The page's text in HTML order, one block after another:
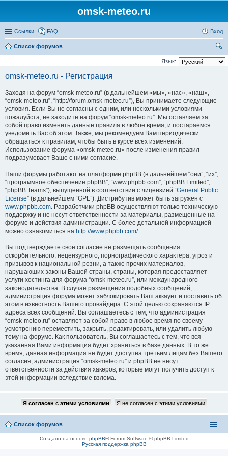
omsk-meteo.ru
Ссылки FAQ Вход
Список форумов
ои
Язык:
omsk-meteo.ru - Регистрация
Заходя на форум “omsk-meteo.ru” (в дальнейшем «мы», «нас», «наш»,
“omsk-meteo.ru”, “http://forum.omsk-meteo.ru”), Вы принимаете следующие
условия. Если Вы не согласны с одним, или несколькими условиями -
пожалуйста, не заходите на форум “omsk-meteo.ru”. Мы оставляем за
собой право изменить данные правила в любое время, и постараемся
уведомить Вас об этом. Также, мы рекомендуем Вам периодически
обращаться к правилам, чтобы быть в курсе всех изменений.
Использование форума «omsk-meteo.ru» после изменения правил
подразумевает Ваше с ними согласие.
Наши форумы работают на платформе phpBB (в дальнейшем “они”, “их”,
“программное обеспечение phpBB”, “www.phpbb.com”, “phpBB Limited”,
“phpBB Teams”), выпущенной в соответствии с лицензией “General Public
License” (в дальнейшем “GPL”). Дистрибутив может быть загружен с
www.phpbb.com. Разработчики phpBB осуществляют только техническую
поддержку и не несут ответственности за материалы, размещенные на
форуме и действия администрации. С более детальной информацией
можно ознакомиться на http://www.phpbb.com/.
Вы подтверждаете своё согласие не размещать сообщения
оскорбительного, нецензурного, порнографического характера, угроз и
призывов к национальной розни, а также прочих материалов,
нарушаюших законы Вашей страны, страны, которая предоставляет
услуги хостинга для форума “omsk-meteo.ru”, или международного
законодательства. В случае размещения подобных сообщений,
администрация форума может заблокировать Ваш аккаунт и поставить об
этом в известность Вашего провайдера. С этой целью сохраняются IP
адреса всех сообщений. Вы соглашаетесь с тем, что администрация
“omsk-meteo.ru” оставляет за собой право в любое время по своему
усмотрению переместить, закрыть, редактировать, или удалить любую
тему на форуме. Как пользователь, Вы соглашаетесь с тем, что вся
указанная Вами информация будет храниться в базе данных. В то же
время, данная информация не будет доступна третьим лицам без Вашего
согласия, администрация “omsk-meteo.ru” и phpBB не несут
ответственности за действия хакеров, которые могут получить доступ к
этой информации вследствие взлома.
Список форумов
Создано на основе phpBB® Forum Software © phpBB Limited
Русская поддержка phpBB